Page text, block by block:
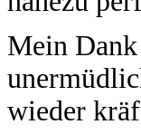
Mein
wieder